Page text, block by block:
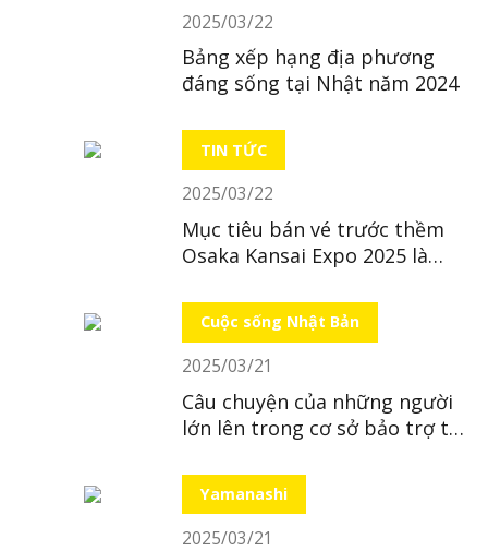
2025/03/22
Bảng xếp hạng địa phương
đáng sống tại Nhật năm 2024
TIN TỨC
2025/03/22
Mục tiêu bán vé trước thềm
Osaka Kansai Expo 2025 là
Cuộc sống Nhật Bản
2025/03/21
Câu chuyện của những người
lớn lên trong cơ sở bảo trợ tại
Yamanashi
2025/03/21